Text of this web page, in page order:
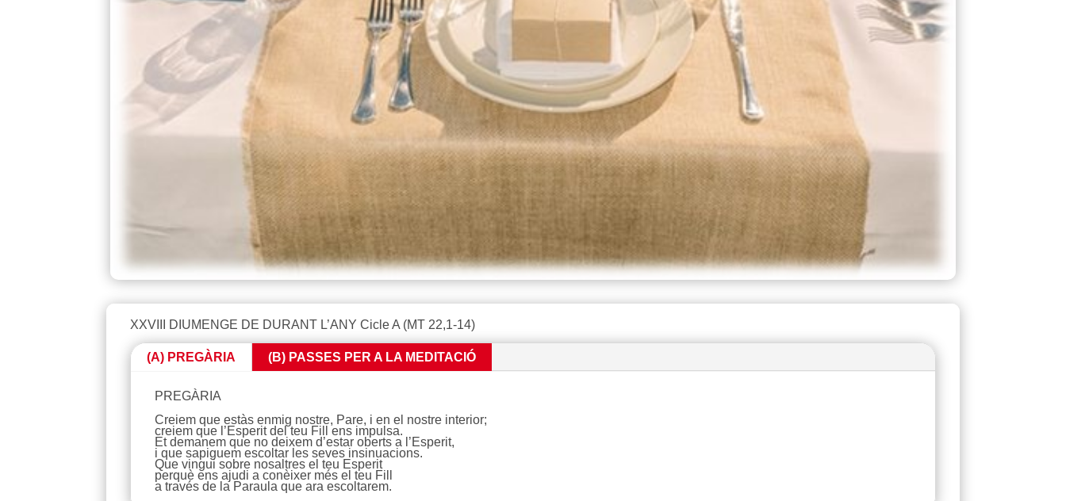
XXVIII DIUMENGE DE DURANT L’ANY Cicle A (MT 22,1-14)
(A) PREGÀRIA (B) PASSES PER A LA MEDITACIÓ
PREGÀRIA
Creiem que estàs enmig nostre, Pare, i en el nostre interior;
creiem que l’Esperit del teu Fill ens impulsa.
Et demanem que no deixem d’estar oberts a l’Esperit,
i que sapiguem escoltar les seves insinuacions.
Que vingui sobre nosaltres el teu Esperit
perquè ens ajudi a conèixer més el teu Fill
a través de la Paraula que ara escoltarem.